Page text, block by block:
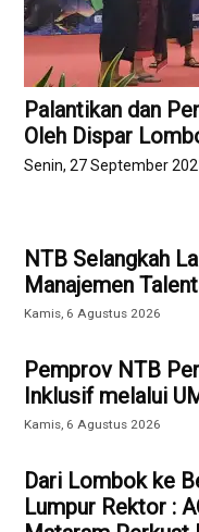
Palantikan dan
Oleh Dispar
Senin, 27 September
NTB Selangkah
Manajemen
Kamis, 6 Agustus 2026
Pemprov NTB
Inklusif melalui
Kamis, 6 Agustus 2026
Dari Lombok ke
Lumpur Rektor :